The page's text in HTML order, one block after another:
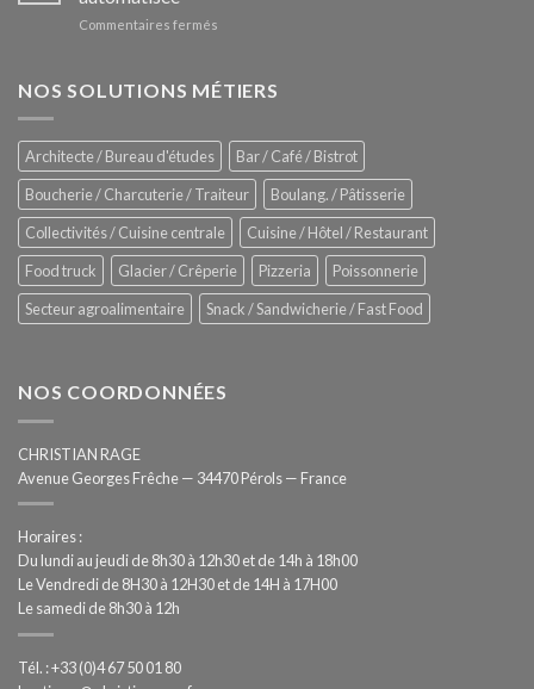
de
Commentaires fermés
Zitrux
–
Hygiène
totale
automatisée
NOS SOLUTIONS MÉTIERS
Architecte / Bureau d'études
Bar / Café / Bistrot
Boucherie / Charcuterie / Traiteur
Boulang. / Pâtisserie
Collectivités / Cuisine centrale
Cuisine / Hôtel / Restaurant
Food truck
Glacier / Crêperie Pizzeria
Poissonnerie
Secteur agroalimentaire
Snack / Sandwicherie / Fast Food
NOS COORDONNÉES
CHRISTIAN RAGE
Avenue Georges Frêche — 34470 Pérols — France
Horaires :
Du lundi au jeudi de 8h30 à 12h30 et de 14h à 18h00
Le Vendredi de 8H30 à 12H30 et de 14H à 17H00
Le samedi de 8h30 à 12h
Tél. : +33 (0)4 67 50 01 80